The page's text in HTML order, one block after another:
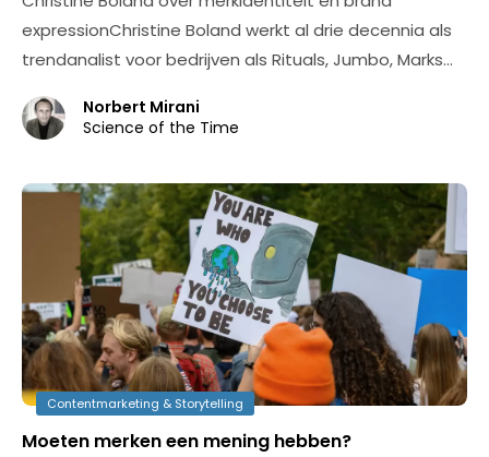
expressionChristine Boland werkt al drie decennia als
trendanalist voor bedrijven als Rituals, Jumbo, Marks…
Norbert Mirani
Science of the Time
Contentmarketing & Storytelling
Moeten merken een mening hebben?